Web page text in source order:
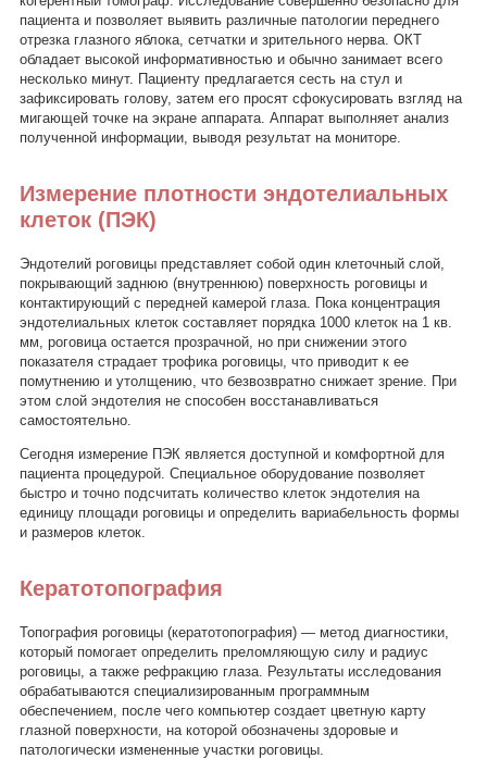
пациента и позволяет выявить различные патологии переднего
отрезка глазного яблока, сетчатки и зрительного нерва. ОКТ
обладает высокой информативностью и обычно занимает всего
несколько минут. Пациенту предлагается сесть на стул и
зафиксировать голову, затем его просят сфокусировать взгляд на
мигающей точке на экране аппарата. Аппарат выполняет анализ
полученной информации, выводя результат на мониторе.
Измерение плотности эндотелиальных
клеток (ПЭК)
Эндотелий роговицы представляет собой один клеточный слой,
покрывающий заднюю (внутреннюю) поверхность роговицы и
контактирующий с передней камерой глаза. Пока концентрация
эндотелиальных клеток составляет порядка 1000 клеток на 1 кв.
мм, роговица остается прозрачной, но при снижении этого
показателя страдает трофика роговицы, что приводит к ее
помутнению и утолщению, что безвозвратно снижает зрение. При
этом слой эндотелия не способен восстанавливаться
самостоятельно.
Сегодня измерение ПЭК является доступной и комфортной для
пациента процедурой. Специальное оборудование позволяет
быстро и точно подсчитать количество клеток эндотелия на
единицу площади роговицы и определить вариабельность формы
и размеров клеток.
Кератотопография
Топография роговицы (кератотопография) — метод диагностики,
который помогает определить преломляющую силу и радиус
роговицы, а также рефракцию глаза. Результаты исследования
обрабатываются специализированным программным
обеспечением, после чего компьютер создает цветную карту
глазной поверхности, на которой обозначены здоровые и
патологически измененные участки роговицы.